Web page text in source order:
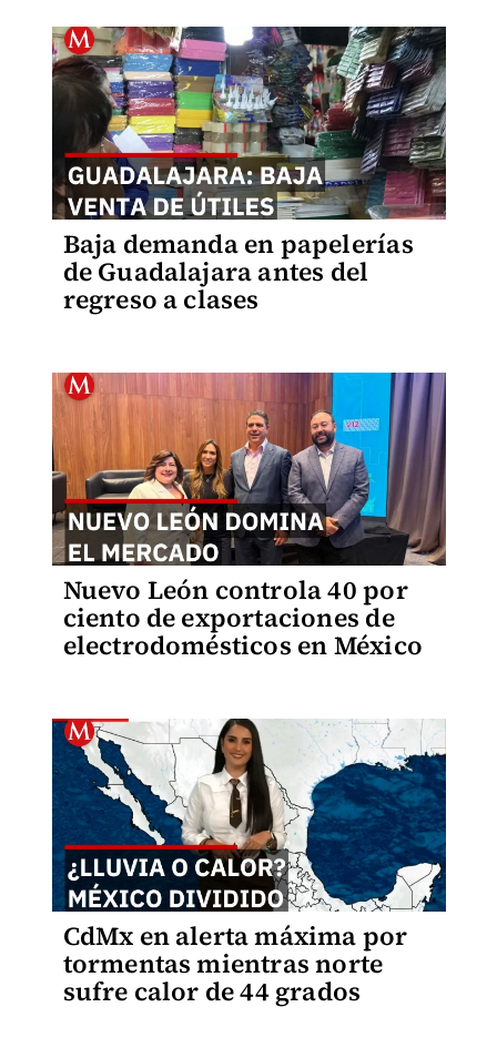
Baja demanda en papelerías
de Guadalajara antes del
regreso a clases
Nuevo León controla 40 por
ciento de exportaciones de
electrodomésticos en México
CdMx en alerta máxima por
tormentas mientras norte
sufre calor de 44 grados